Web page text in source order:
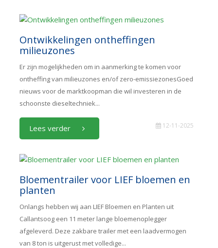
Ontwikkelingen ontheffingen
milieuzones
Er zijn mogelijkheden om in aanmerking te komen voor
ontheffing van milieuzones en/of zero-emissiezonesGoed
nieuws voor de marktkoopman die wil investeren in de
schoonste dieseltechniek...
Lees verder 12-11-2025
Bloementrailer voor LIEF bloemen en
planten
Onlangs hebben wij aan LIEF Bloemen en Planten uit
Callantsoog een 11 meter lange bloemenoplegger
afgeleverd. Deze zakbare trailer met een laadvermogen
van 8 ton is uitgerust met volledige...